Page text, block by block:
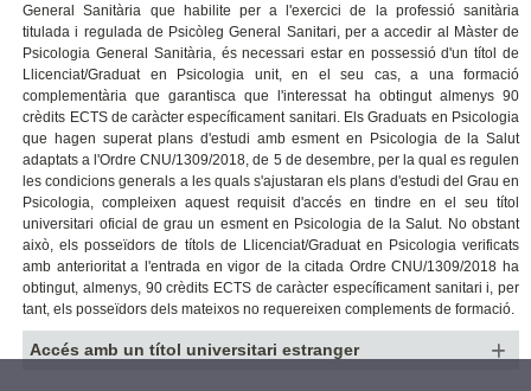
General Sanitària que habilite per a l'exercici de la professió sanitària
titulada i regulada de Psicòleg General Sanitari, per a accedir al Màster de
Psicologia General Sanitària, és necessari estar en possessió d'un títol de
Llicenciat/Graduat en Psicologia unit, en el seu cas, a una formació
complementària que garantisca que l'interessat ha obtingut almenys 90
crèdits ECTS de caràcter específicament sanitari. Els Graduats en Psicologia
que hagen superat plans d'estudi amb esment en Psicologia de la Salut
adaptats a l'Ordre CNU/1309/2018, de 5 de desembre, per la qual es regulen
les condicions generals a les quals s'ajustaran els plans d'estudi del Grau en
Psicologia, compleixen aquest requisit d'accés en tindre en el seu títol
universitari oficial de grau un esment en Psicologia de la Salut. No obstant
això, els posseïdors de títols de Llicenciat/Graduat en Psicologia verificats
amb anterioritat a l'entrada en vigor de la citada Ordre CNU/1309/2018 ha
obtingut, almenys, 90 crèdits ECTS de caràcter específicament sanitari i, per
tant, els posseïdors dels mateixos no requereixen complements de formació.
Accés amb un títol universitari estranger